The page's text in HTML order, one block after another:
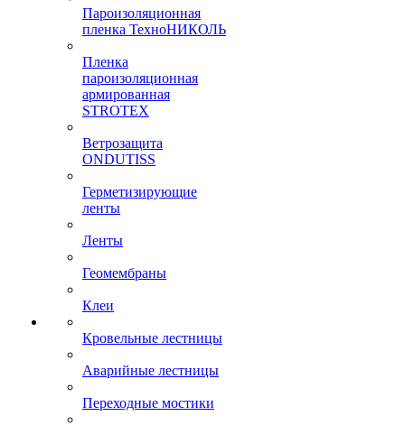
Пароизоляционная
пленка ТехноНИКОЛЬ
Пленка
пароизоляционная
армированная
STROTEX
Ветрозащита
ONDUTISS
Герметизирующие
ленты
Ленты
Геомембраны
Клеи
Кровельные лестницы
Аварийные лестницы
Переходные мостики